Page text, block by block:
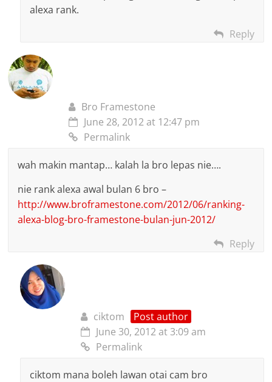
alexa rank.
Reply
Bro Framestone
June 28, 2012 at 12:47 pm
Permalink
wah makin mantap… kalah la bro lepas nie….
nie rank alexa awal bulan 6 bro –
http://www.broframestone.com/2012/06/ranking-
alexa-blog-bro-framestone-bulan-jun-2012/
Reply
ciktom
Post author
June 30, 2012 at 3:09 am
Permalink
ciktom mana boleh lawan otai cam bro